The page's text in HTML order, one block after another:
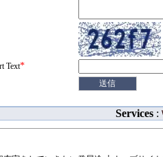
Text*
Services :